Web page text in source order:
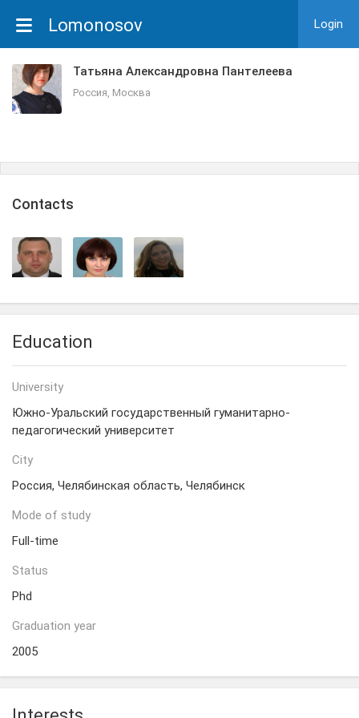
Lomonosov Login
Татьяна Александровна Пантелеева
Россия, Москва
Сontacts
Education
University
Южно-Уральский государственный гуманитарно-
педагогический университет
City
Россия, Челябинская область, Челябинск
Mode of study
Full-time
Status
Phd
Graduation year
2005